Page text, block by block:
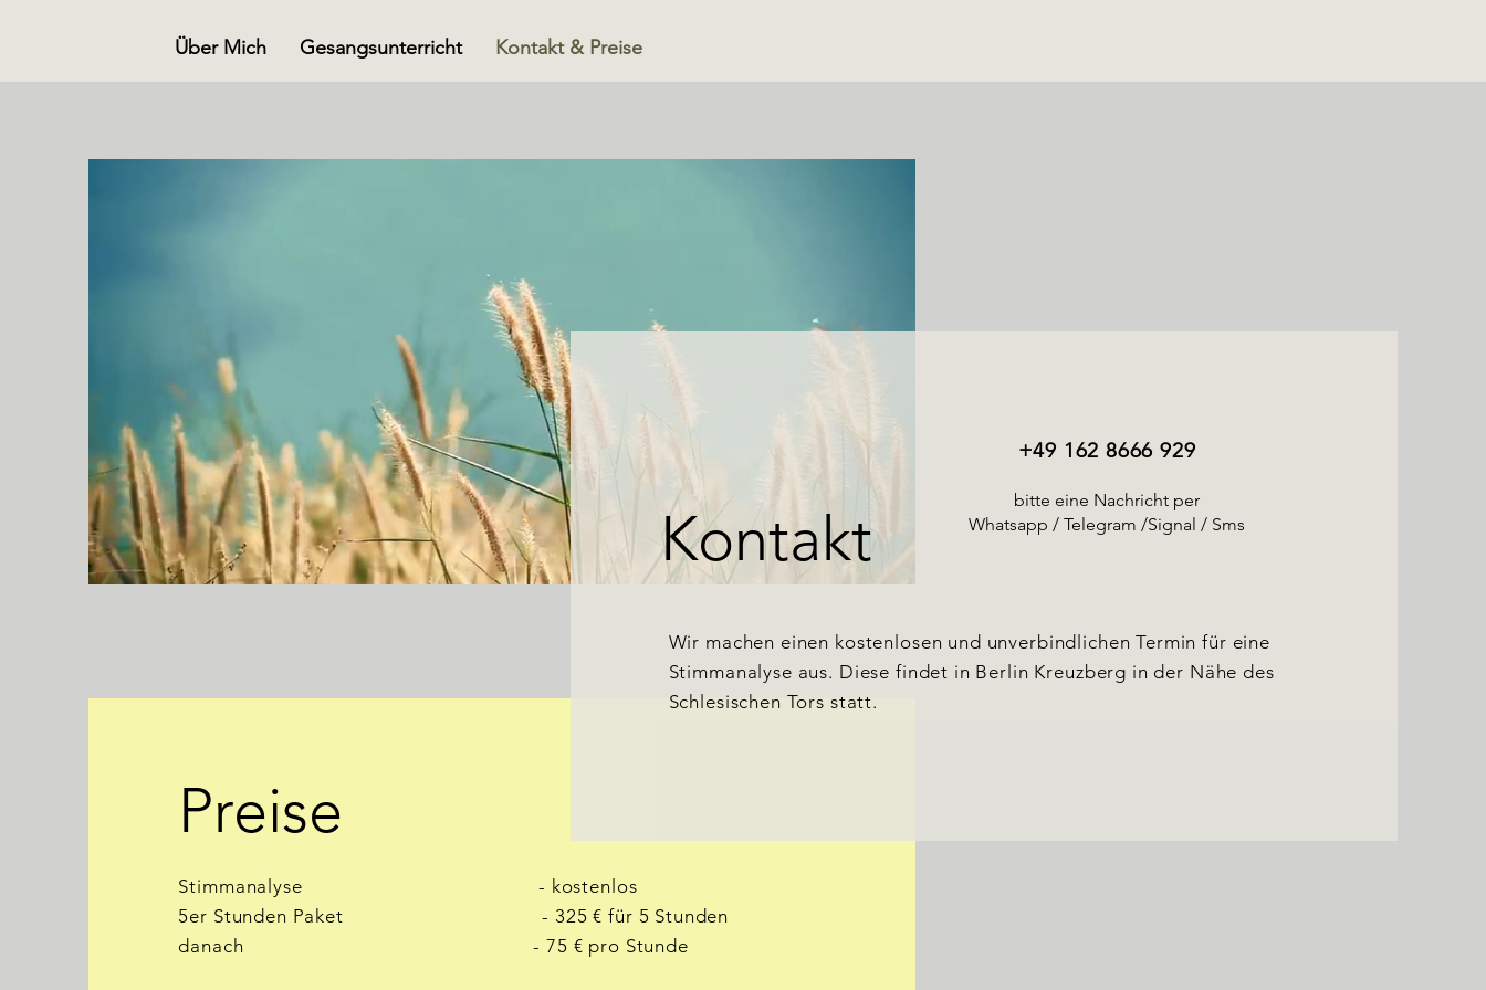
Über Mich Gesangsunterricht Kontakt & Preise
Preise
Stimmanalyse - kostenlos
5er Stunden Paket - 325 € für 5 Stunden
danach - 75 € pro Stunde
Kontakt
+49 162 8666 929
bitte eine Nachricht per
Whatsapp / Telegram /Signal / Sms
Wir machen einen kostenlosen und unverbindlichen Termin für eine
Stimmanalyse aus. Diese findet in Berlin Kreuzberg in der Nähe des
Schlesischen Tors statt.